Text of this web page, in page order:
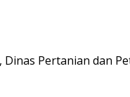
Pertanian dan